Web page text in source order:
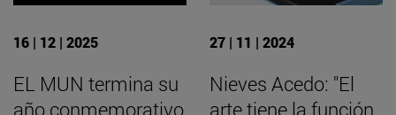
16 | 12 | 2025
EL MUN termina su
año conmemorativo
27 | 11 | 2024
Nieves Acedo: "El
arte tiene la función